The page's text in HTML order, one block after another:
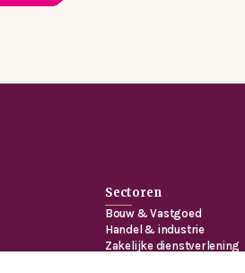
Sectoren
Bouw & Vastgoed
Handel & industrie
Zakelijke dienstverlening